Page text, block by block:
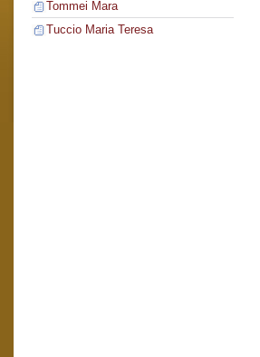
Tommei Mara
Tuccio Maria Teresa